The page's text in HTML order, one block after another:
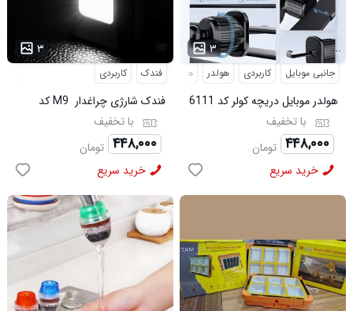
۳
فندک کاربردی
فندک شارژی چراغدار M9 کد
6441 با تخفیف
۴۴۸,۰۰۰ تومان
خرید سریع
۳ ...
جانبی موبایل کاربردی هولدر هولدر موبایل
هولدر موبایل دریچه کولر کد 6111
با تخفیف
۴۴۸,۰۰۰ تومان
خرید سریع